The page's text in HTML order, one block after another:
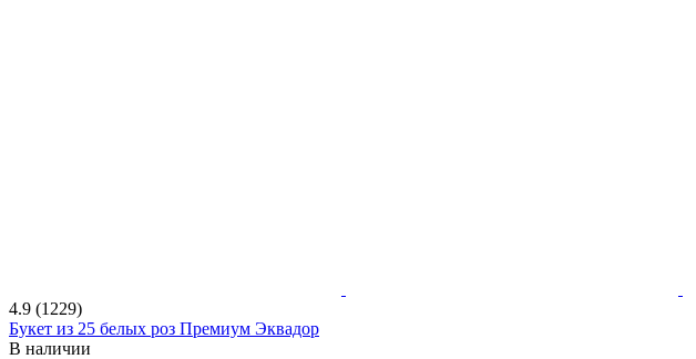
4.9 (1229)
Букет из 25 белых роз Премиум Эквадор
В наличии